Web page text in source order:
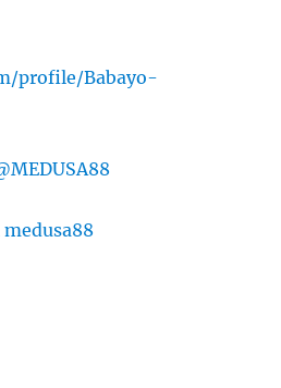
profile/Babayo-